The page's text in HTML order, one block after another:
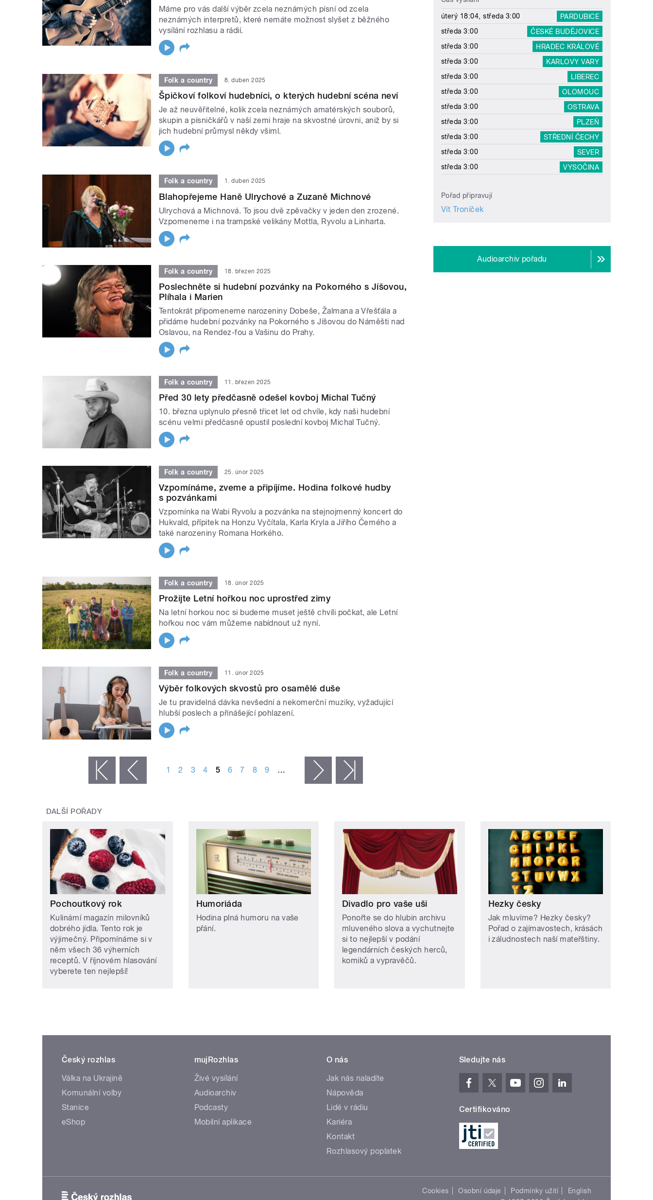
Máme pro vás další výběr zcela neznámých písní od zcela
neznámých interpretů, které nemáte možnost slyšet z běžného
vysílání rozhlasu a rádií.
Folk a country 8. duben 2025
Špičkoví folkoví hudebníci, o kterých hudební scéna neví
Je až neuvěřitelné, kolik zcela neznámých amatérských souborů,
skupin a písničkářů v naší zemi hraje na skvostné úrovni, aniž by si
jich hudební průmysl někdy všiml.
Folk a country 1. duben 2025
Blahopřejeme Haně Ulrychové a Zuzaně Michnové
Ulrychová a Michnová. To jsou dvě zpěvačky v jeden den zrozené.
Vzpomeneme i na trampské velikány Mottla, Ryvolu a Linharta.
Folk a country 18. březen 2025
Poslechněte si hudební pozvánky na Pokorného s Jíšovou,
Plíhala i Marien
Tentokrát připomeneme narozeniny Dobeše, Žalmana a Vřešťála a
přidáme hudební pozvánky na Pokorného s Jíšovou do Náměšti nad
Oslavou, na Rendez-fou a Vašinu do Prahy.
Folk a country 11. březen 2025
Před 30 lety předčasně odešel kovboj Michal Tučný
10. března uplynulo přesně třicet let od chvíle, kdy naši hudební
scénu velmi předčasně opustil poslední kovboj Michal Tučný.
Folk a country 25. únor 2025
Vzpomínáme, zveme a připíjíme. Hodina folkové hudby
s pozvánkami
Vzpomínka na Wabi Ryvolu a pozvánka na stejnojmenný koncert do
Hukvald, přípitek na Honzu Vyčítala, Karla Kryla a Jiřího Černého a
také narozeniny Romana Horkého.
Folk a country 18. únor 2025
Prožijte Letní hořkou noc uprostřed zimy
Na letní horkou noc si budeme muset ještě chvíli počkat, ale Letní
hořkou noc vám můžeme nabídnout už nyní.
Folk a country 11. únor 2025
Výběr folkových skvostů pro osamělé duše
Je tu pravidelná dávka nevšední a nekomerční muziky, vyžadující
hlubší poslech a přinášející pohlazení.
‹ předchozí 1 2 3 4 5 6 7 8 9 … následující ›
úterý 18:04, středa 3:00
PARDUBICE
středa 3:00
ČESKÉ BUDĚJOVICE
středa 3:00
HRADEC KRÁLOVÉ
středa 3:00
KARLOVY VARY
středa 3:00
LIBEREC
středa 3:00
OLOMOUC
středa 3:00
OSTRAVA
středa 3:00
PLZEŇ
středa 3:00
STŘEDNÍ ČECHY
středa 3:00
SEVER
středa 3:00
VYSOČINA
Pořad připravují
Vít Troníček
Audioarchiv pořadu
DALŠÍ POŘADY
Pochoutkový rok
Kulinární magazín milovníků
dobrého jídla. Tento rok je
výjimečný. Připomínáme si v
něm všech 36 výherních
receptů. V říjnovém hlasování
vyberete ten nejlepší!
Humoriáda
Hodina plná humoru na vaše
přání.
Divadlo pro vaše uši
Ponořte se do hlubin archivu
mluveného slova a vychutnejte
si to nejlepší v podání
legendárních českých herců,
komiků a vypravěčů.
Hezky česky
Jak mluvíme? Hezky česky?
Pořad o zajímavostech, krásách
i záludnostech naší mateřštiny.
Český rozhlas
Válka na Ukrajině
Komunální volby
Stanice
eShop
mujRozhlas
Živé vysílání
Audioarchiv
Podcasty
Mobilní aplikace
O nás
Jak nás naladíte
Nápověda
Lidé v rádiu
Kariéra
Kontakt
Rozhlasový poplatek
Sledujte nás
Certifikováno
Cookies Osobní údaje Podmínky užití
English